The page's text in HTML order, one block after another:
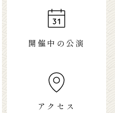
開催中の公演
アクセス